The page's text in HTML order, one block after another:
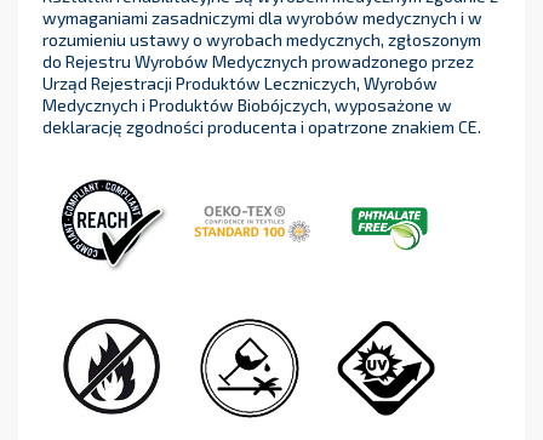
wymaganiami zasadniczymi dla wyrobów medycznych i w
rozumieniu ustawy o wyrobach medycznych, zgłoszonym
do Rejestru Wyrobów Medycznych prowadzonego przez
Urząd Rejestracji Produktów Leczniczych, Wyrobów
Medycznych i Produktów Biobójczych, wyposażone w
deklarację zgodności producenta i opatrzone znakiem CE.